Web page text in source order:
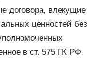
договора, влекущие
ценностей без
в ст. 575 ГК РФ,